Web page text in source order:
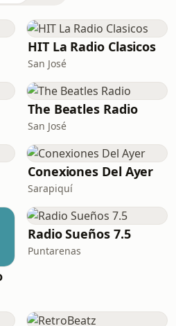
HIT La Radio Clasicos
San José
The Beatles Radio
San José
Conexiones Del Ayer
Sarapiquí
Radio Sueños 7.5
Puntarenas